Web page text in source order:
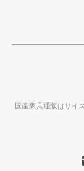
国産家具通販はサイ